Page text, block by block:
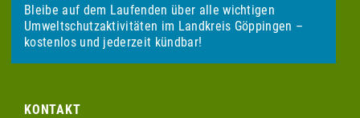
Bleibe auf dem Laufenden über alle wichtigen
Umweltschutzaktivitäten im Landkreis Göppingen –
kostenlos und jederzeit kündbar!
KONTAKT